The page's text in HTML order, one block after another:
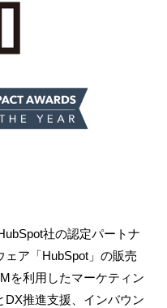
社の認定パートナ
ア「HubSpot」の販売
を利用したマーケティン
DX推進支援、インバウン